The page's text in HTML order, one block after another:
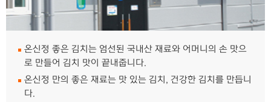
온신정 좋은 김치는 엄선된 국내산 재료와 어머니의 손 맛으
로 만들어 김치 맛이 끝내줍니다.
온신정 만의 좋은 재료는 맛 있는 김치, 건강한 김치를 만듭니
다.